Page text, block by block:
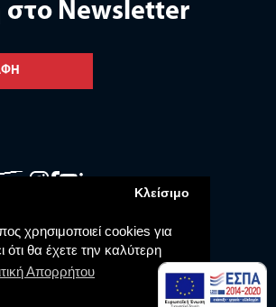
χρησιμοποιεί cookies για
ότι θα έχετε την καλύτερη
Απορρήτου
Κλείσιμο
στο Newsletter